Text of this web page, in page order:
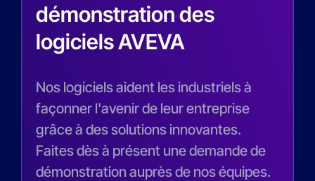
démonstration des
logiciels AVEVA
Nos logiciels aident les industriels à
façonner l'avenir de leur entreprise
grâce à des solutions innovantes.
Faites dès à présent une demande de
démonstration auprès de nos équipes.